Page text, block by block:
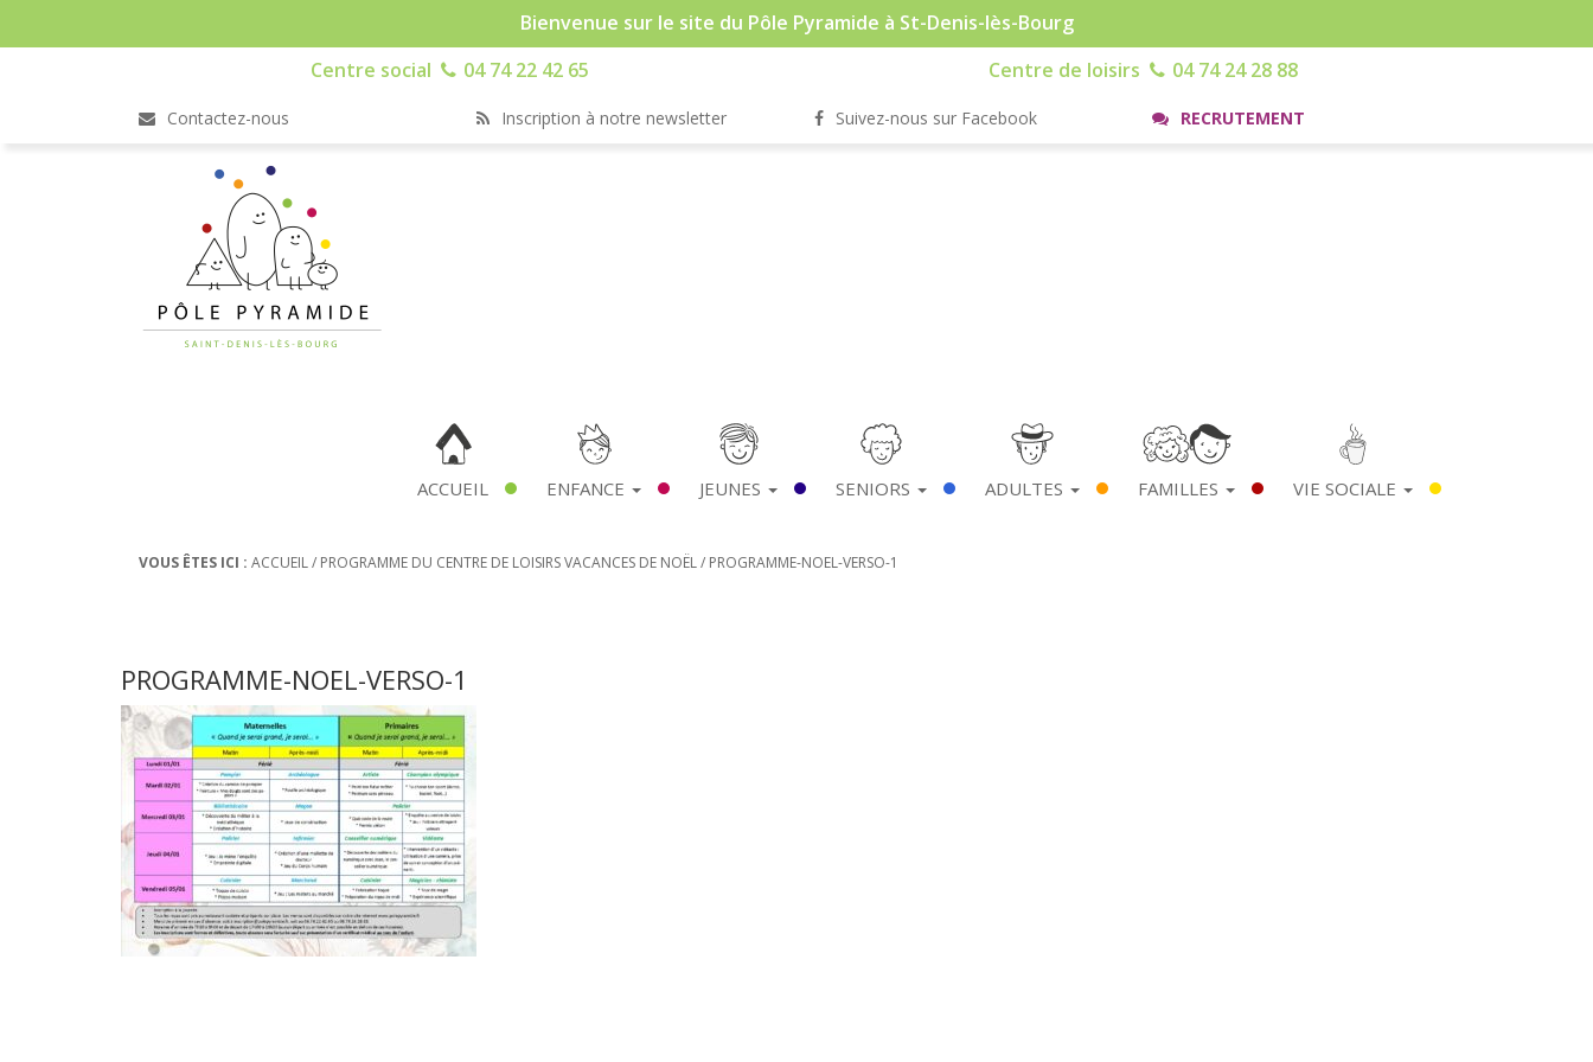
Bienvenue sur le site du Pôle Pyramide à St-Denis-lès-Bourg
Centre social
04 74 22 42 65 Centre de loisirs 04 74 24 28 88
Contactez-nous Inscription à notre newsletter Suivez-nous sur Facebook RECRUTEMENT
ACCUEIL ENFANCE JEUNES SENIORS ADULTES FAMILLES VIE SOCIALE
VOUS ÊTES ICI : ACCUEIL/ PROGRAMME DU CENTRE DE LOISIRS VACANCES DE NOËL/ PROGRAMME-NOEL-VERSO-1
PROGRAMME-NOEL-VERSO-1